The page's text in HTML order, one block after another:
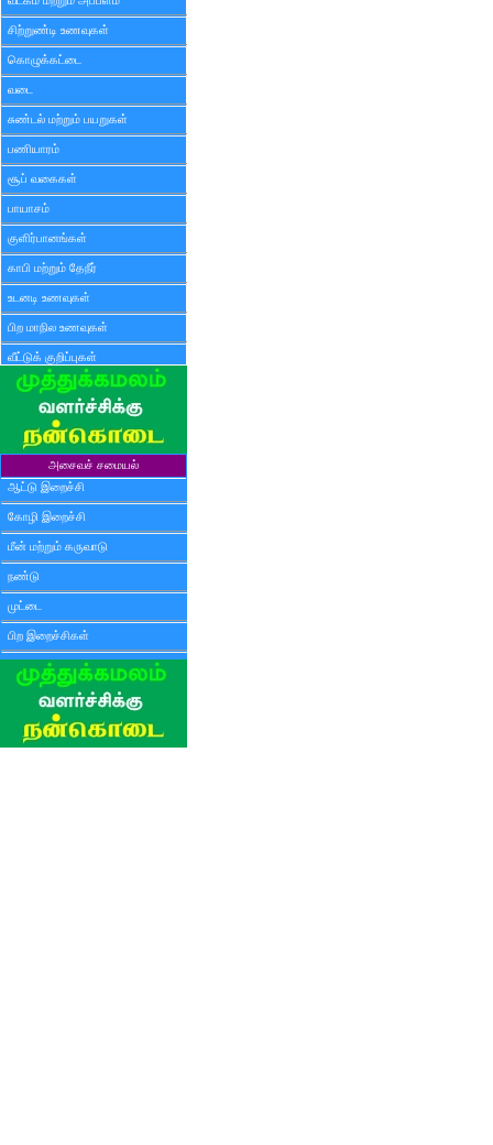
சிற்றுண்டி உணவுகள்
கொழுக்கட்டை
வடை
சுண்டல் மற்றும் பயறுகள்
பணியாரம்
சூப் வகைகள்
பாயாசம்
குளிர்பானங்கள்
காபி மற்றும் தேநீர்
உடனடி உணவுகள்
பிற மாநில உணவுகள்
வீட்டுக் குறிப்புகள்
அசைவச் சமையல்
ஆட்டு இறைச்சி
கோழி இறைச்சி
மீன் மற்றும் கருவாடு
நண்டு
முட்டை
பிற இறைச்சிகள்